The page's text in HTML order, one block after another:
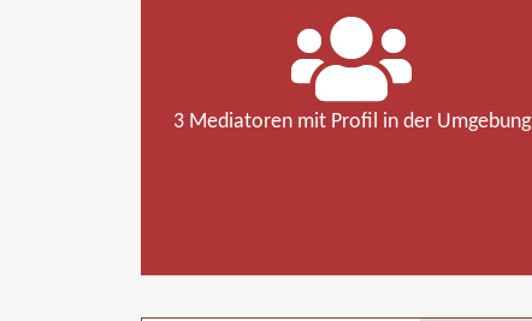
3 Mediatoren mit Profil in der Umgebung